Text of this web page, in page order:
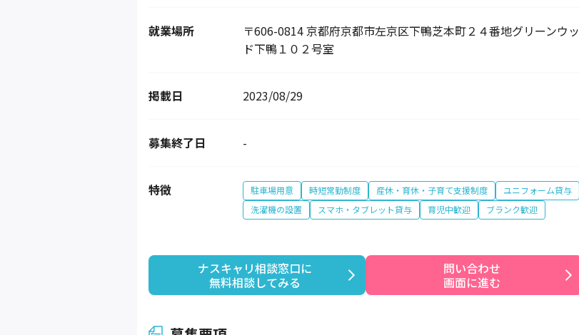
就業場所
〒606-0814 京都府京都市左京区下鴨芝本町２４番地グリーンウッ
ド下鴨１０２号室
掲載日 2023/08/29
募集終了日 -
特徴 駐車場用意 時短常勤制度 産休・育休・子育て支援制度
ユニフォーム貸与
洗濯機の設置
スマホ・タブレット貸与 育児中歓迎 ブランク歓迎
ナスキャリ相談窓口に
無料相談してみる
問い合わせ
画面に進む